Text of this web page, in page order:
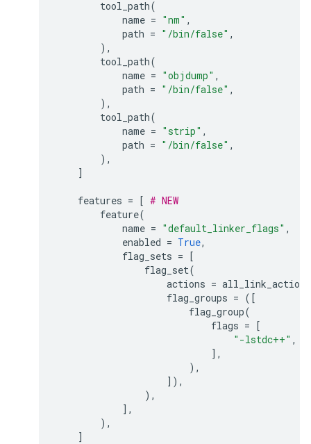
tool_path(
name = "nm" ,
path = "/bin/false" ,
),
tool_path(
name = "objdump" ,
path = "/bin/false" ,
),
tool_path(
name = "strip" ,
path = "/bin/false" ,
),
]
features = [ # NEW
feature(
name = "default_linker_flags" ,
enabled = True,
flag_sets = [
flag_set(
actions = all_link_actions
flag_groups = ([
flag_group(
flags = [
"-lstdc++" ,
],
),
]),
),
],
),
]